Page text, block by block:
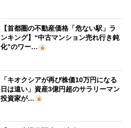
【首都圏の不動産価格「危ない駅」ラ
ンキング】“中古マンション売れ行き鈍
化”のワー…
「キオクシアが再び株価10万円になる
日は遠い」資産3億円超のサラリーマン
投資家が…